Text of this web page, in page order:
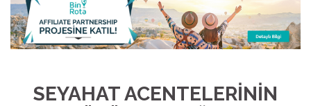
SEYAHAT ACENTELERİNİN